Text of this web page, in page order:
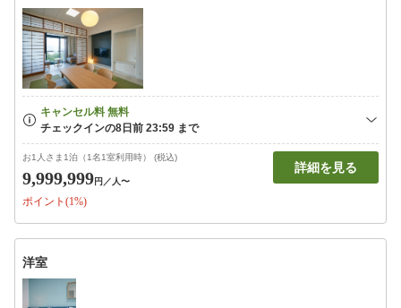
お1人さま1泊（1名1室利用時） (税込)
9,999,999円 ／人〜
ポイント(1%)
詳細を見る
洋室